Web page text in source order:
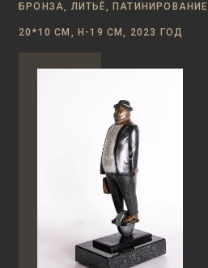
БРОНЗА, ЛИТЬЁ, ПАТИНИРОВАНИЕ
20*10 СМ, Н-19 СМ, 2023 ГОД